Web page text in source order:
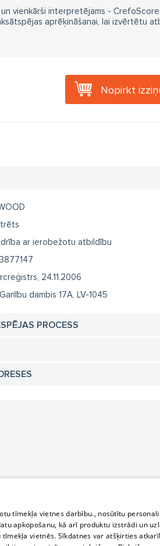
vienkārši interpretējams -
aprēķināšanai, lai izvērtētu
Nopirkt
ar ierobežotu atbildību
24.11.2006
dambis 17A, LV-1045
PROCESS
tīmekļa vietnes darbību., nosūtītu
apkopošanu, kā arī produktu izstrādi un
vietnēs. Sīkdatnes var atšķirties